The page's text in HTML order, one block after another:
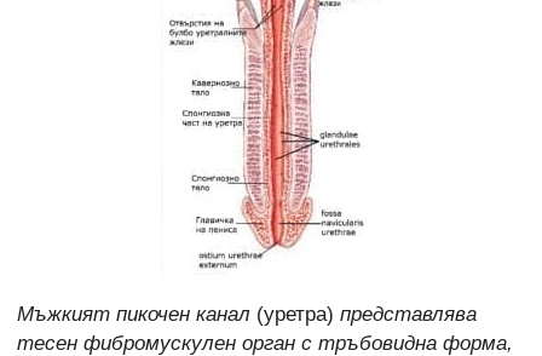
Мъжкият пикочен канал (уретра) представлява
тесен фибромускулен орган с тръбовидна форма,